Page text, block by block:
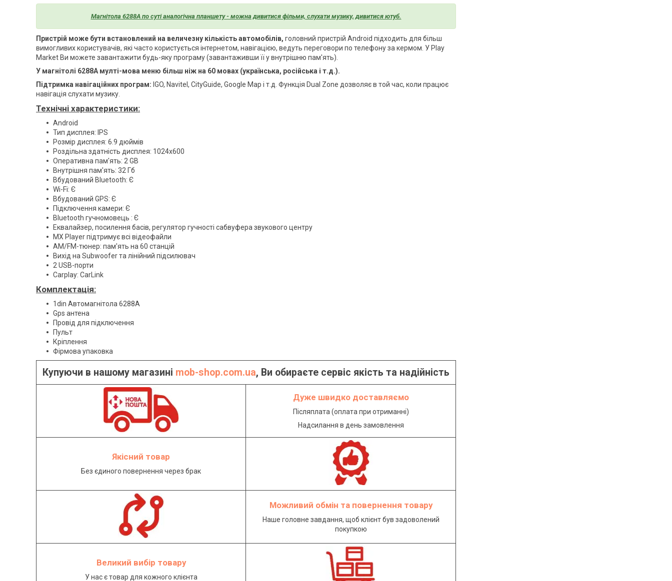
Магнітола 6288A по суті аналогічна планшету - можна дивитися фільми, слухати музику, дивитися ютуб.
Пристрій може бути встановлений на величезну кількість автомобілів, головний пристрій Android підходить для більш
вимогливих користувачів, які часто користується інтернетом, навігацією, ведуть переговори по телефону за кермом. У Play
Market Ви можете завантажити будь-яку програму (завантаживши її у внутрішню пам'ять).
У магнітолі 6288A мулті-мова меню більш ніж на 60 мовах (українська, російська і т.д.).
Підтримка навігаційних програм: IGO, Navitel, CityGuide, Google Map і т.д. Функція Dual Zone дозволяє в той час, коли працює
навігація слухати музику.
Технічні характеристики:
Android
Тип дисплея: IPS
Розмір дисплея: 6.9 дюймів
Роздільна здатність дисплея: 1024х600
Оперативна пам'ять: 2 GB
Внутрішня пам'ять: 32 Гб
Вбудований Bluetooth: Є
Wi-Fi: Є
Вбудований GPS: Є
Підключення камери: Є
Bluetooth гучномовець : Є
Еквалайзер, посилення басів, регулятор гучності сабвуфера звукового центру
MX Player підтримує всі відеофайли
AM/FM-тюнер: пам'ять на 60 станцій
Вихід на Subwoofer та лінійний підсилювач
2 USB-порти
Carplay: CarLink
Комплектація:
1din Автомагнітола 6288A
Gps антена
Провід для підключення
Пульт
Кріплення
Фірмова упаковка
Купуючи в нашому магазині mob-shop.com.ua, Ви обираєте сервіс якість та надійність
Дуже швидко доставляємо
Післяплата (оплата при отриманні)
Надсилання в день замовлення
Якісний товар
Без єдиного повернення через брак
Можливий обмін та повернення товару
Наше головне завдання, щоб клієнт був задоволений
покупкою
Великий вибір товару
У нас є товар для кожного клієнта